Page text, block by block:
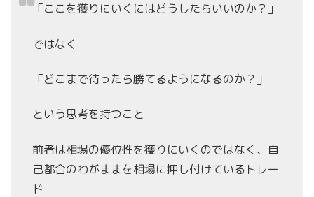
「ここを獲りにいくにはどうしたらいいのか？」
ではなく
「どこまで待ったら勝てるようになるのか？」
という思考を持つこと
前者は相場の優位性を獲りにいくのではなく、自
己都合のわがままを相場に押し付けているトレー
ド